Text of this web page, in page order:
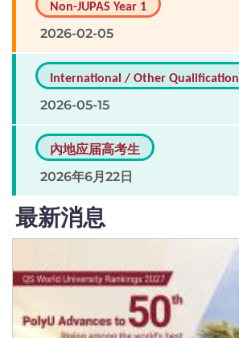
Non-JUPAS Year 1
2026-02-05
International / Other Qualification
2026-05-15
內地应届高考生
2026年6月22日
最新消息